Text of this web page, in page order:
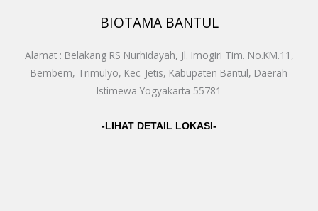
BIOTAMA BANTUL
Alamat : Belakang RS Nurhidayah, Jl. Imogiri Tim. No.KM.11,
Bembem, Trimulyo, Kec. Jetis, Kabupaten Bantul, Daerah
Istimewa Yogyakarta 55781
-LIHAT DETAIL LOKASI-